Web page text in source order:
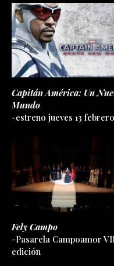
Capitán América: Un
Mundo
-estreno jueves 13 febrero
Fely Campo
-Pasarela Campoamor
edición